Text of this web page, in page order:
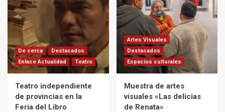
De cerca
Destacados
Enlace Actualidad
Teatro
Teatro independiente
de provincias en la
Feria del Libro
Artes Visuales
Destacados
Espacios culturales
Muestra de artes
visuales «Las delicias
de Renata»